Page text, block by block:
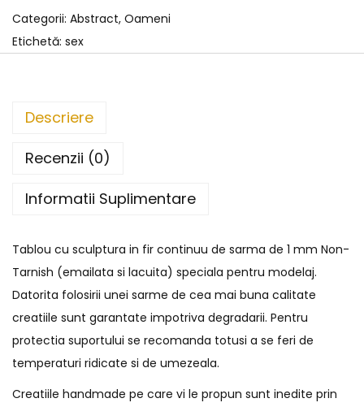
Categorii: Abstract, Oameni
Etichetă: sex
Descriere
Recenzii (0)
Informatii Suplimentare
Tablou cu sculptura in fir continuu de sarma de 1 mm Non-
Tarnish (emailata si lacuita) speciala pentru modelaj.
Datorita folosirii unei sarme de cea mai buna calitate
creatiile sunt garantate impotriva degradarii. Pentru
protectia suportului se recomanda totusi a se feri de
temperaturi ridicate si de umezeala.
Creatiile handmade pe care vi le propun sunt inedite prin